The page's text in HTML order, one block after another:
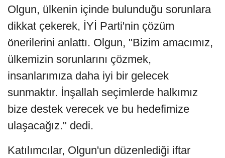
Olgun, ülkenin içinde bulunduğu sorunlara
dikkat çekerek, İYİ Parti'nin çözüm
önerilerini anlattı. Olgun, "Bizim amacımız,
ülkemizin sorunlarını çözmek,
insanlarımıza daha iyi bir gelecek
sunmaktır. İnşallah seçimlerde halkımız
bize destek verecek ve bu hedefimize
ulaşacağız." dedi.
Katılımcılar, Olgun'un düzenlediği iftar